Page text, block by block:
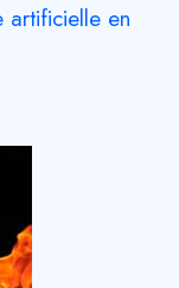
artificielle en